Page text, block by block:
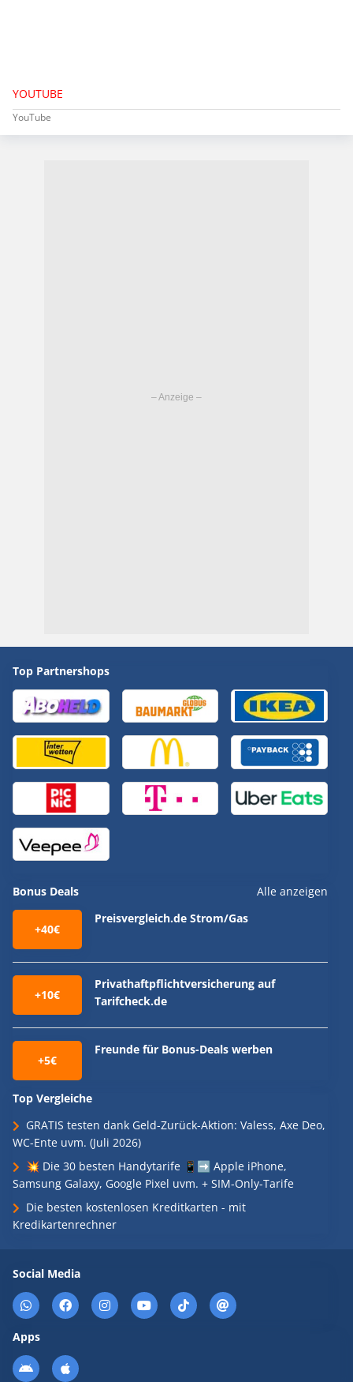
YOUTUBE
YouTube
Top Partnershops
Bonus Deals Alle anzeigen
+40€
Preisvergleich.de Strom/Gas
+10€
Privathaftpflichtversicherung auf
Tarifcheck.de
+5€
Freunde für Bonus-Deals werben
Top Vergleiche
GRATIS testen dank Geld-Zurück-Aktion: Valess, Axe Deo,
WC-Ente uvm. (Juli 2026)
💥 Die 30 besten Handytarife 📱➡️ Apple iPhone,
Samsung Galaxy, Google Pixel uvm. + SIM-Only-Tarife
Die besten kostenlosen Kreditkarten - mit
Kredikartenrechner
Social Media
Apps